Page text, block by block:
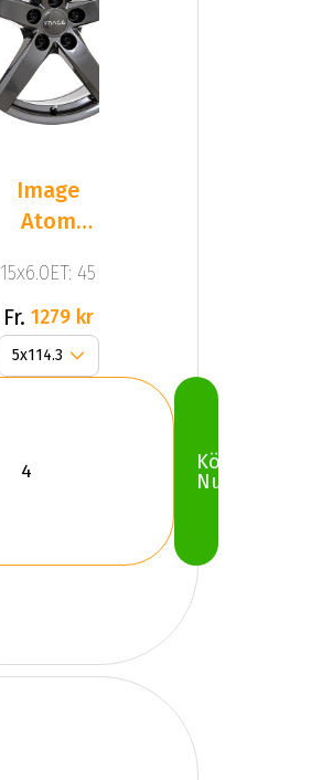
Image
Atom
15x6.0ET: 45
Fr. 1279 kr
Köp
Nu